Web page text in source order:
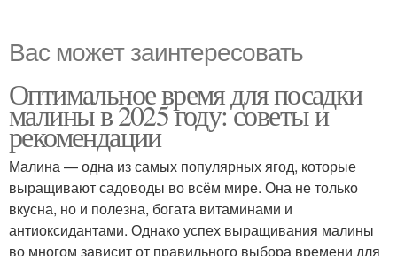
Вас может заинтересовать
Оптимальное время для посадки
малины в 2025 году: советы и
рекомендации
Малина — одна из самых популярных ягод, которые
выращивают садоводы во всём мире. Она не только
вкусна, но и полезна, богата витаминами и
антиоксидантами. Однако успех выращивания малины
во многом зависит от правильного выбора времени для